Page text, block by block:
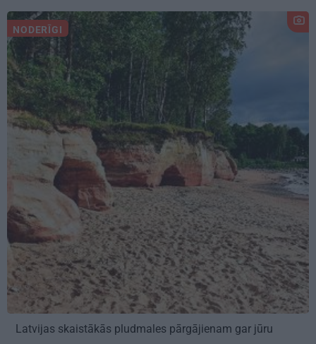
NODERĪGI
Latvijas skaistākās pludmales pārgājienam gar jūru